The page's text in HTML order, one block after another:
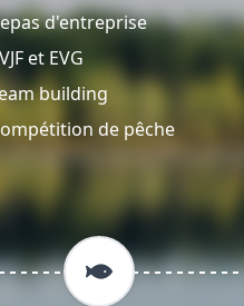
d'entreprise
et EVG
building
de pêche